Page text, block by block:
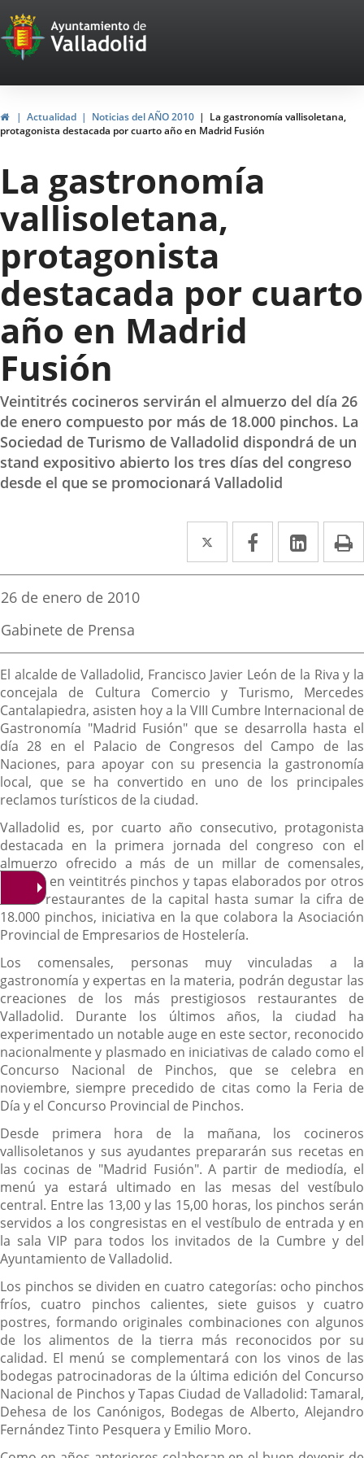
Portal
Web
del
Ayuntamiento
de
Valladolid
HomeActualidad Noticias del AÑO 2010
La gastronomía vallisoletana,
protagonista destacada por cuarto año en Madrid Fusión
La gastronomía
vallisoletana,
protagonista
destacada por cuarto
año en Madrid
Fusión
Veintitrés cocineros servirán el almuerzo del día 26
de enero compuesto por más de 18.000 pinchos. La
Sociedad de Turismo de Valladolid dispondrá de un
stand expositivo abierto los tres días del congreso
desde el que se promocionará Valladolid
Twitter
Enlace
a
externa.
Facebook
Enlace
a
externa.
Enlace
a
Fecha
la
noticia
26 de enero de 2010
Fuente
la
noticia
Gabinete de Prensa
Descripción
El alcalde de Valladolid, Francisco Javier León de la Riva y la
concejala de Cultura Comercio y Turismo, Mercedes
Cantalapiedra, asisten hoy a la VIII Cumbre Internacional de
Gastronomía "Madrid Fusión" que se desarrolla hasta el
día 28 en el Palacio de Congresos del Campo de las
Naciones, para apoyar con su presencia la gastronomía
local, que se ha convertido en uno de los principales
reclamos turísticos de la ciudad.
Valladolid es, por cuarto año consecutivo, protagonista
destacada en la primera jornada del congreso con el
almuerzo ofrecido a más de un millar de comensales,
basado en veintitrés pinchos y tapas elaborados por otros
tantos restaurantes de la capital hasta sumar la cifra de
18.000 pinchos, iniciativa en la que colabora la Asociación
Provincial de Empresarios de Hostelería.
Los comensales, personas muy vinculadas a la
gastronomía y expertas en la materia, podrán degustar las
creaciones de los más prestigiosos restaurantes de
Valladolid. Durante los últimos años, la ciudad ha
experimentado un notable auge en este sector, reconocido
nacionalmente y plasmado en iniciativas de calado como el
Concurso Nacional de Pinchos, que se celebra en
noviembre, siempre precedido de citas como la Feria de
Día y el Concurso Provincial de Pinchos.
Desde primera hora de la mañana, los cocineros
vallisoletanos y sus ayudantes prepararán sus recetas en
las cocinas de "Madrid Fusión". A partir de mediodía, el
menú ya estará ultimado en las mesas del vestíbulo
central. Entre las 13,00 y las 15,00 horas, los pinchos serán
servidos a los congresistas en el vestíbulo de entrada y en
la sala VIP para todos los invitados de la Cumbre y del
Ayuntamiento de Valladolid.
Los pinchos se dividen en cuatro categorías: ocho pinchos
fríos, cuatro pinchos calientes, siete guisos y cuatro
postres, formando originales combinaciones con algunos
de los alimentos de la tierra más reconocidos por su
calidad. El menú se complementará con los vinos de las
bodegas patrocinadoras de la última edición del Concurso
Nacional de Pinchos y Tapas Ciudad de Valladolid: Tamaral,
Dehesa de los Canónigos, Bodegas de Alberto, Alejandro
Fernández Tinto Pesquera y Emilio Moro.